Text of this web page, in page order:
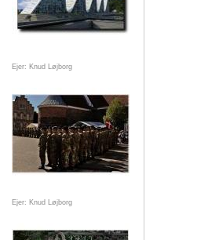
Ejer: Knud Løjborg
Ejer: Knud Løjborg